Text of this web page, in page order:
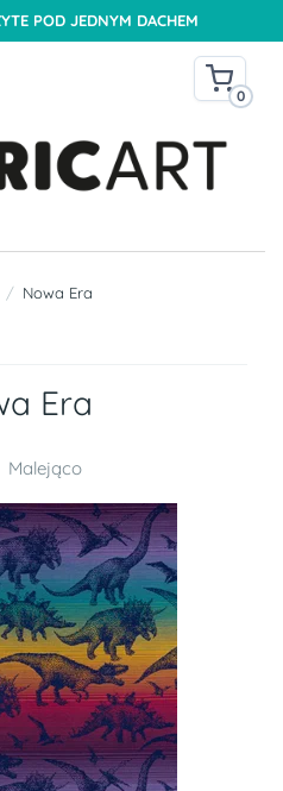
POD JEDNYM DACHEM
0
Nowa Era
Era
Malejąco